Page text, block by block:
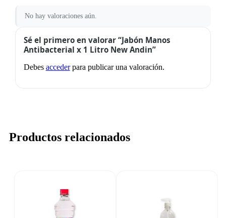
No hay valoraciones aún.
Sé el primero en valorar “Jabón Manos
Antibacterial x 1 Litro New Andin”
Debes accederpara publicar una valoración.
Productos relacionados